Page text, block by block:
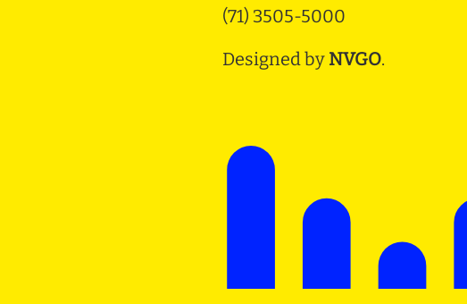
(71) 3505-5000
Designed by NVGO.